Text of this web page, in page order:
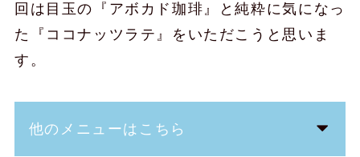
回は目玉の『アボカド珈琲』と純粋に気になっ
た『ココナッツラテ』をいただこうと思いま
す。
他のメニューはこちら